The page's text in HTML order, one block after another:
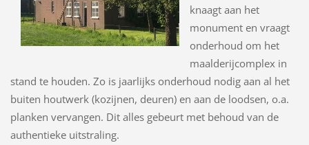
knaagt aan het
monument en vraagt
onderhoud om het
maalderijcomplex in
stand te houden. Zo is jaarlijks onderhoud nodig aan al het
buiten houtwerk (kozijnen, deuren) en aan de loodsen, o.a.
planken vervangen. Dit alles gebeurt met behoud van de
authentieke uitstraling.